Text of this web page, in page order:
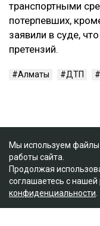
транспортными
потерпевших,
заявили в суде,
претензий.
Алматы ДТП
Мы используем
работы сайта.
Продолжая
соглашаетесь с нашей
конфиденциальности